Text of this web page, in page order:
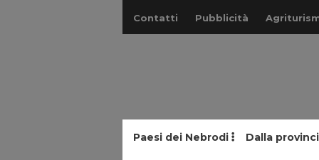
Contatti Pubblicità
Paesi dei Nebrodi Dalla